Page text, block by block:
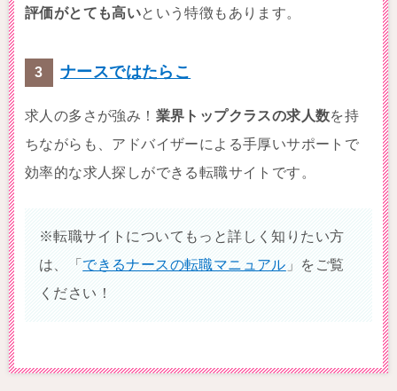
評価がとても高いという特徴もあります。
ナースではたらこ
求人の多さが強み！ 業界トップクラスの求人数を持
ちながらも、アドバイザーによる手厚いサポートで
効率的な求人探しができる転職サイトです。
※転職サイトについてもっと詳しく知りたい方
は、「できるナースの転職マニュアル 」をご覧
ください！